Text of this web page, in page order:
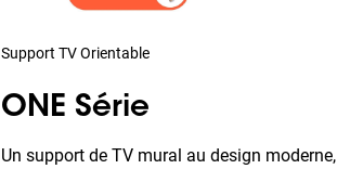
Support TV Orientable
ONE Série
Un support de TV mural au design moderne,